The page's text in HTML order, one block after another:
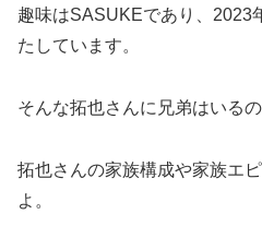
趣味はSASUKEであり、2023
たしています。
そんな拓也さんに兄弟はいる
拓也さんの家族構成や家族エ
よ。